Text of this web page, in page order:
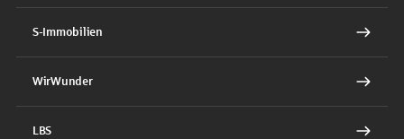
S-Immobilien
WirWunder
LBS